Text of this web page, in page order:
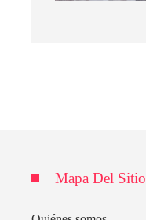
Mapa Del Sitio